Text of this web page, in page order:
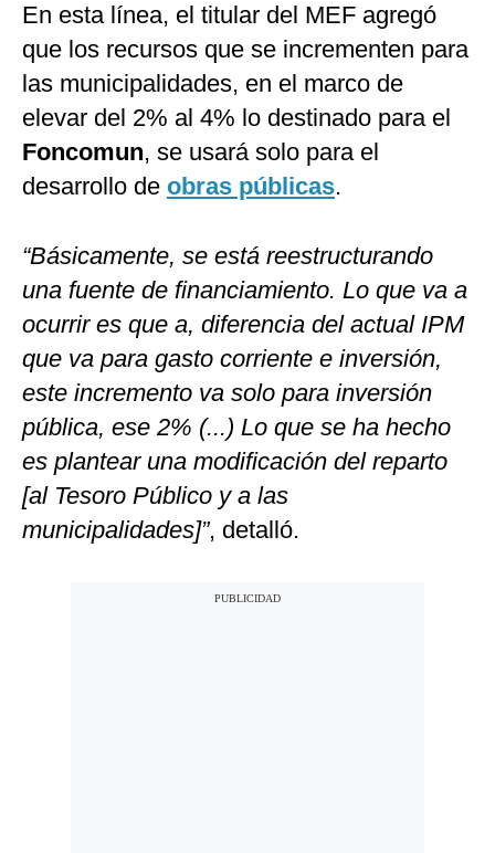
En esta línea, el titular del MEF agregó
que los recursos que se incrementen para
las municipalidades, en el marco de
elevar del 2% al 4% lo destinado para el
Foncomun, se usará solo para el
desarrollo de obras públicas.
“Básicamente, se está reestructurando
una fuente de financiamiento. Lo que va a
ocurrir es que a, diferencia del actual IPM
que va para gasto corriente e inversión,
este incremento va solo para inversión
pública, ese 2% (...) Lo que se ha hecho
es plantear una modificación del reparto
[al Tesoro Público y a las
municipalidades]”, detalló.